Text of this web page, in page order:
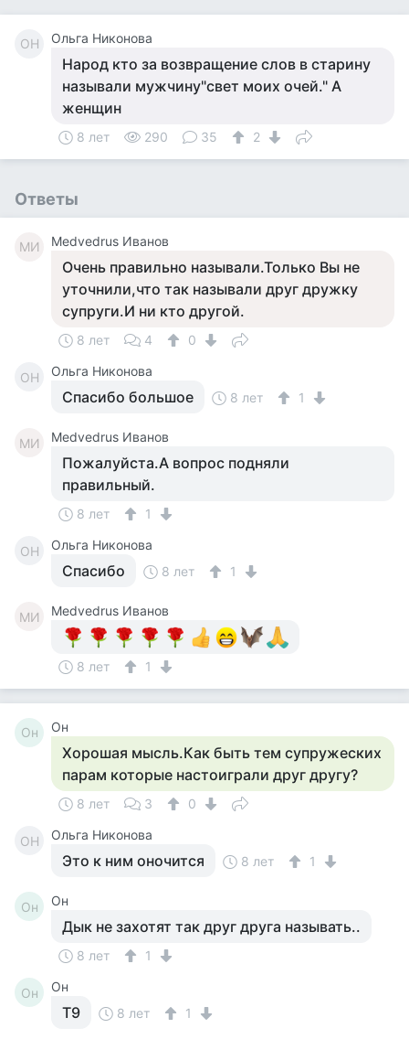
ОН Ольга Никонова
Народ кто за возвращение слов в старину
называли мужчину"свет моих очей." А
женщин
8 лет 290 35 2
Ответы
MИ Medvedrus Иванов
Очень правильно называли.Только Вы не
уточнили,что так называли друг дружку
супруги.И ни кто другой.
8 лет 4 0
ОН Ольга Никонова
Спасибо большое 8 лет 1
MИ Medvedrus Иванов
Пожалуйста.А вопрос подняли
правильный.
8 лет 1
ОН Ольга Никонова
Спасибо 8 лет 1
MИ Medvedrus Иванов
8 лет 1
Он Он
Хорошая мысль.Как быть тем супружеских
парам которые настоиграли друг другу?
8 лет 3 0
ОН Ольга Никонова
Это к ним оночится 8 лет 1
Он Он
Дык не захотят так друг друга называть..
8 лет 1
Он Он
Т9 8 лет 1